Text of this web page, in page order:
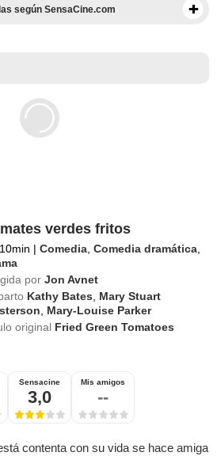
según SensaCine.com
verdes fritos
| Comedia ,Comedia dramática
por Jon Avnet
Kathy Bates
Mary Stuart
Mary-Louise Parker
original Fried Green Tomatoes
Sensacine
3,0
Mis amigos
--
contenta con su vida se hace amiga